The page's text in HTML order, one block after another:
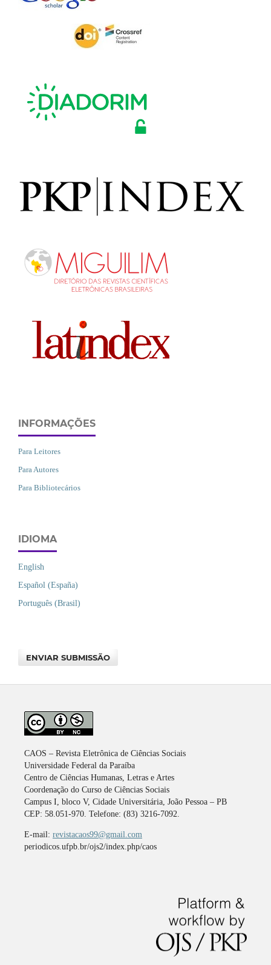
INFORMAÇÕES
Para Leitores
Para Autores
Para Bibliotecários
IDIOMA
English
Español (España)
Português (Brasil)
ENVIAR SUBMISSÃO
CAOS – Revista Eletrônica de Ciências Sociais
Universidade Federal da Paraíba
Centro de Ciências Humanas, Letras e Artes
Coordenação do Curso de Ciências Sociais
Campus I, bloco V, Cidade Universitária, João Pessoa – PB
CEP: 58.051-970. Telefone: (83) 3216-7092.
E-mail: revistacaos99@gmail.com
periodicos.ufpb.br/ojs2/index.php/caos